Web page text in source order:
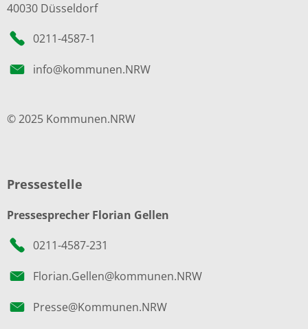
40030 Düsseldorf
0211-4587-1
info@kommunen.NRW
© 2025 Kommunen.NRW
Pressestelle
Pressesprecher Florian Gellen
0211-4587-231
Florian.Gellen@kommunen.NRW
Presse@Kommunen.NRW